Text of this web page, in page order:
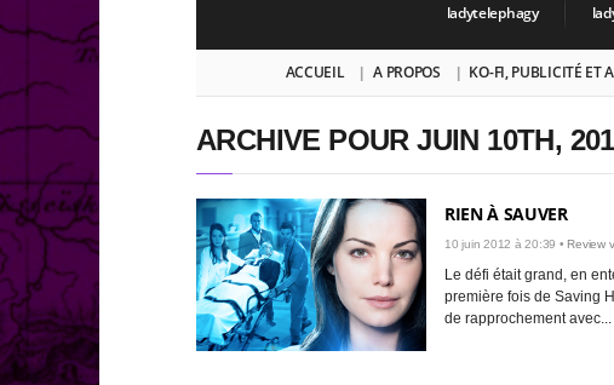
ladytelephagy
ACCUEIL A PROPOS KO-FI, PUBLICITÉ ET
ARCHIVE POUR JUIN 10TH,
RIEN À SAUVER
10 juin 2012 à 20:39 • Review
Le défi était grand, en
première fois de Saving
de rapprochement avec...